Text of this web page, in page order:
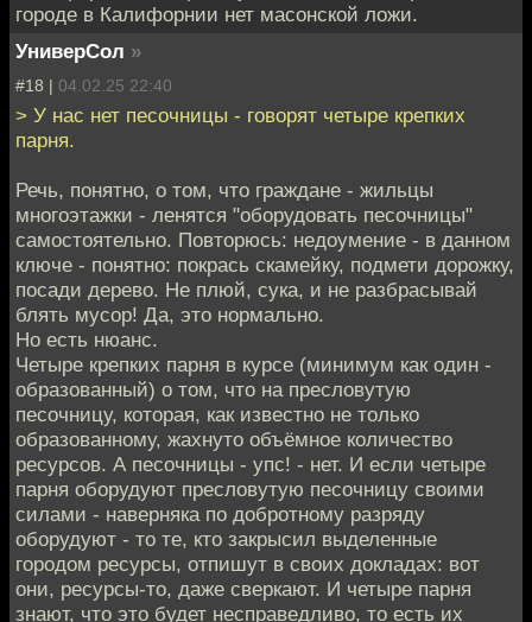
городе в Калифорнии нет масонской ложи.
УниверСол »
#18 | 04.02.25 22:40
> У нас нет песочницы - говорят четыре крепких
парня.
Речь, понятно, о том, что граждане - жильцы
многоэтажки - ленятся "оборудовать песочницы"
самостоятельно. Повторюсь: недоумение - в данном
ключе - понятно: покрась скамейку, подмети дорожку,
посади дерево. Не плюй, сука, и не разбрасывай
блять мусор! Да, это нормально.
Но есть нюанс.
Четыре крепких парня в курсе (минимум как один -
образованный) о том, что на пресловутую
песочницу, которая, как известно не только
образованному, жахнуто объёмное количество
ресурсов. А песочницы - упс! - нет. И если четыре
парня оборудуют пресловутую песочницу своими
силами - наверняка по добротному разряду
оборудуют - то те, кто закрысил выделенные
городом ресурсы, отпишут в своих докладах: вот
они, ресурсы-то, даже сверкают. И четыре парня
знают, что это будет несправедливо, то есть их